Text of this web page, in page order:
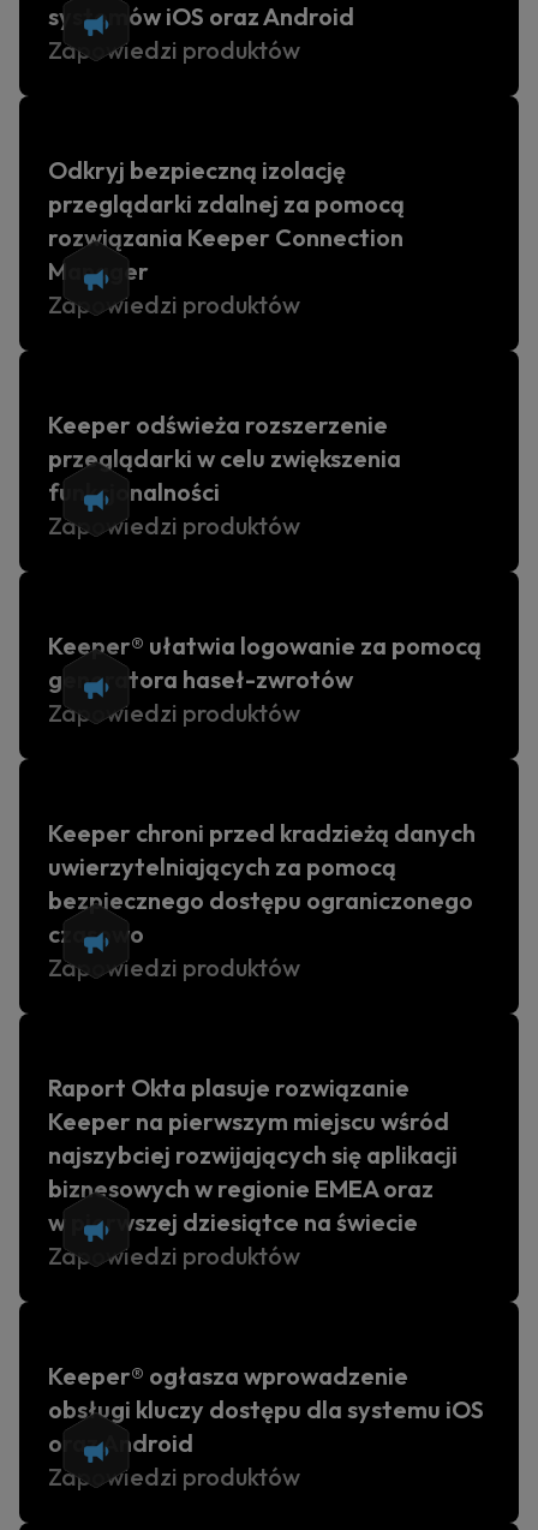
systemów iOS oraz Android
Zapowiedzi produktów
Odkryj bezpieczną izolację
przeglądarki zdalnej za pomocą
rozwiązania Keeper Connection
Manager
Zapowiedzi produktów
Keeper odświeża rozszerzenie
przeglądarki w celu zwiększenia
funkcjonalności
Zapowiedzi produktów
Keeper® ułatwia logowanie za pomocą
generatora haseł-zwrotów
Zapowiedzi produktów
Keeper chroni przed kradzieżą danych
uwierzytelniających za pomocą
bezpiecznego dostępu ograniczonego
czasowo
Zapowiedzi produktów
Raport Okta plasuje rozwiązanie
Keeper na pierwszym miejscu wśród
najszybciej rozwijających się aplikacji
biznesowych w regionie EMEA oraz
w pierwszej dziesiątce na świecie
Zapowiedzi produktów
Keeper® ogłasza wprowadzenie
obsługi kluczy dostępu dla systemu iOS
oraz Android
Zapowiedzi produktów